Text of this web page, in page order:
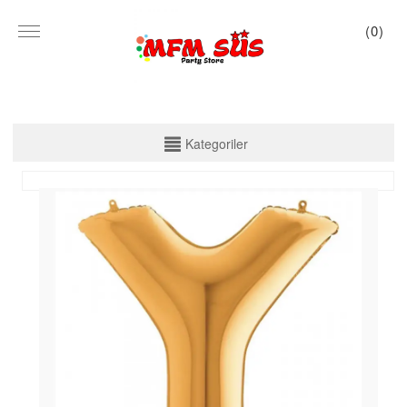
(0)
TABAK VE BARDAK
MASA ÖRTÜSÜ
ZARF VARAKLI BANNER
Kategoriler